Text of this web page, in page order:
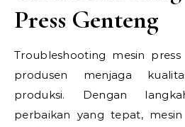
Press Genteng
Troubleshooting mesin
produsen menjaga
produksi. Dengan
perbaikan yang tepat,